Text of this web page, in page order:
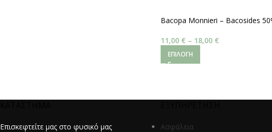
Bacopa Monnieri – Bacosides
11,00 € – 18,00 €
ΕΠΙΛΟΓΉ
Επισκεφτείτε μας στο φυσικό μας
Ασφάλεια